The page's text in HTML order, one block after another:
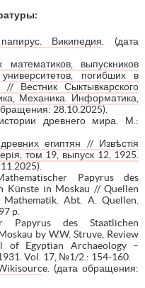
Википедия . (дата
выпускников
погибших в
Вестник Сыктывкарского
Механика. Информатика,
28.10.2025).
древнего мира. М.:
египтян // Извѣстія
том 19, выпуск 12, 1925.
Papyrus des
Künste in Moskau // Quellen
Abt. A. Quellen.
p.
Papyrus des Staatlichen
by W.W. Struve, Review
Egyptian Archaeology –
Vol. 17, №1/2.: 154-160.
e. (дата обращения: